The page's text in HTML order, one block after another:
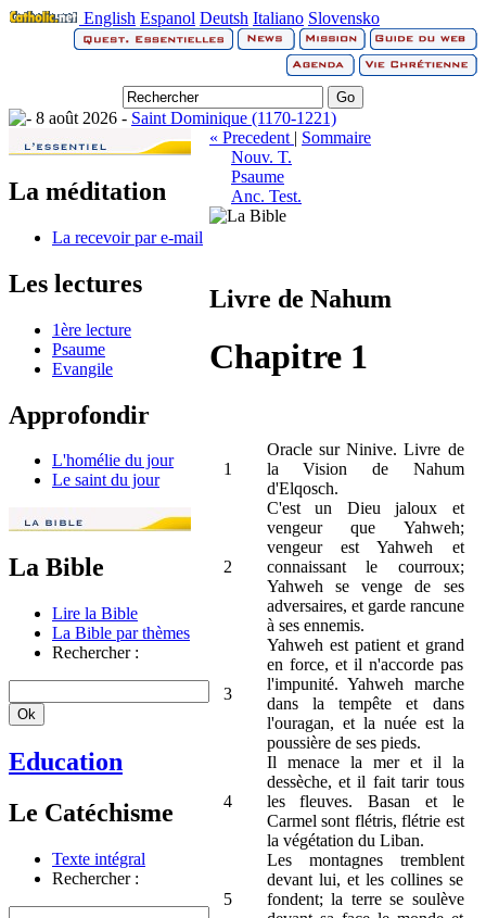
English Espanol Deutsh Italiano Slovensko
8 août 2026 - Saint Dominique (1170-1221)
La méditation
La recevoir par e-mail
Les lectures
1ère lecture
Psaume
Evangile
Approfondir
L'homélie du jour
Le saint du jour
La Bible
Lire la Bible
La Bible par thèmes
Rechercher :
Education
Le Catéchisme
Texte intégral
Rechercher :
« Precedent | Sommaire
Nouv. T.
Psaume
Anc. Test.
Livre de Nahum
Chapitre 1
1
Oracle sur Ninive. Livre de
la Vision de Nahum
d'Elqosch.
2
C'est un Dieu jaloux et
vengeur que Yahweh;
vengeur est Yahweh et
connaissant le courroux;
Yahweh se venge de ses
adversaires, et garde rancune
à ses ennemis.
3
Yahweh est patient et grand
en force, et il n'accorde pas
l'impunité. Yahweh marche
dans la tempête et dans
l'ouragan, et la nuée est la
poussière de ses pieds.
4
Il menace la mer et il la
dessèche, et il fait tarir tous
les fleuves. Basan et le
Carmel sont flétris, flétrie est
la végétation du Liban.
5
Les montagnes tremblent
devant lui, et les collines se
fondent; la terre se soulève